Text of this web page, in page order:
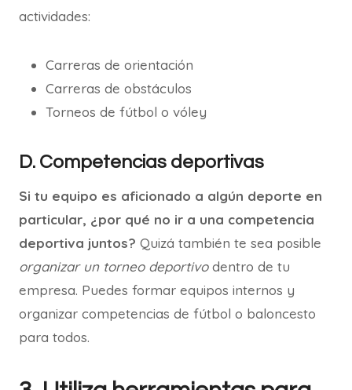
actividades:
Carreras de orientación
Carreras de obstáculos
Torneos de fútbol o vóley
D. Competencias deportivas
Si tu equipo es aficionado a algún deporte en
particular, ¿por qué no ir a una competencia
deportiva juntos? Quizá también te sea posible
organizar un torneo deportivodentro de tu
empresa. Puedes formar equipos internos y
organizar competencias de fútbol o baloncesto
para todos.